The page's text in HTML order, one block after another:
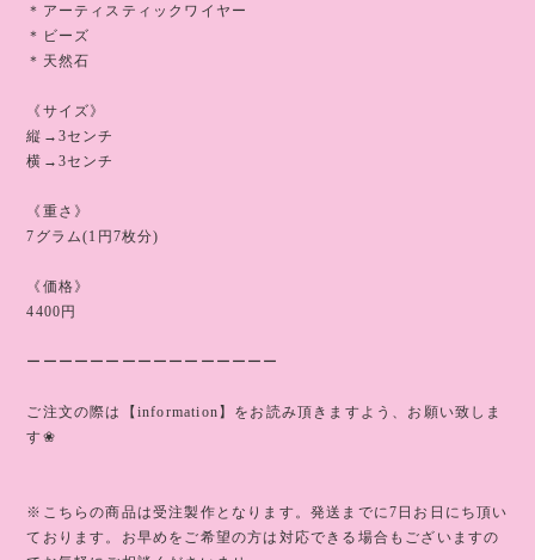
＊アーティスティックワイヤー
＊ビーズ
＊天然石
《サイズ》
縦→3センチ
横→3センチ
《重さ》
7グラム(1円7枚分)
《価格》
4400円
ーーーーーーーーーーーーーーーー
ご注文の際は【information】をお読み頂きますよう、お願い致しま
す❀
※こちらの商品は受注製作となります。発送までに7日お日にち頂い
ております。お早めをご希望の方は対応できる場合もございますの